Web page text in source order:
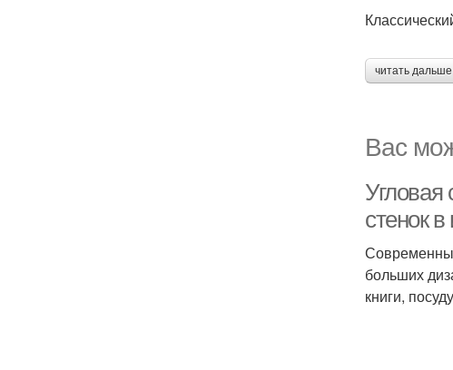
читать
Вас
стенок
больших
книги,